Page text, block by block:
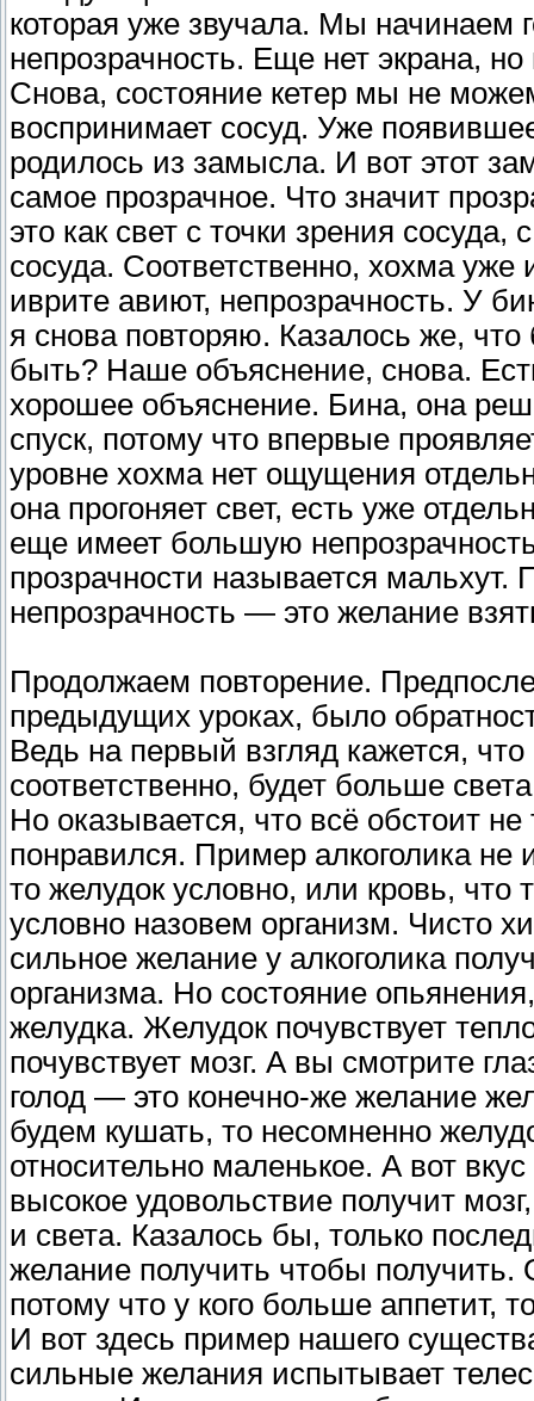
которая уже звучала. Мы начинаем
непрозрачность. Еще нет экрана,
Снова, состояние кетер мы не
воспринимает сосуд. Уже
родилось из замысла. И вот этот
самое прозрачное. Что значит
это как свет с точки зрения
сосуда. Соответственно, хохма уже
иврите авиют, непрозрачность. У
я снова повторяю. Казалось же,
быть? Наше объяснение, снова.
хорошее объяснение. Бина, она
спуск, потому что впервые
уровне хохма нет ощущения
она прогоняет свет, есть уже
еще имеет большую
прозрачности называется
непрозрачность — это желание
Продолжаем повторение.
предыдущих уроках, было
Ведь на первый взгляд кажется,
соответственно, будет больше
Но оказывается, что всё обстоит
понравился. Пример алкоголика не
то желудок условно, или кровь, что
условно назовем организм. Чисто
сильное желание у алкоголика
организма. Но состояние
желудка. Желудок почувствует
почувствует мозг. А вы смотрите
голод — это конечно-же желание
будем кушать, то несомненно
относительно маленькое. А вот
высокое удовольствие получит
и света. Казалось бы, только
желание получить чтобы
потому что у кого больше аппетит,
И вот здесь пример нашего
сильные желания испытывает